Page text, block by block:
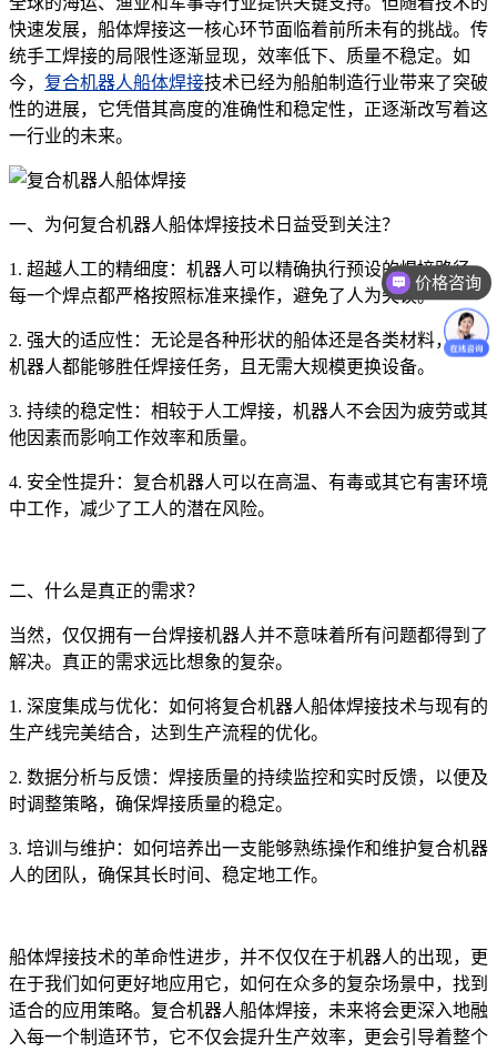
快速发展，船体焊接这一核心环节面临着前所未有的挑战。传
统手工焊接的局限性逐渐显现，效率低下、质量不稳定。如
今， 复合机器人船体焊接技术已经为船舶制造行业带来了突破
性的进展，它凭借其高度的准确性和稳定性，正逐渐改写着这
一行业的未来。
一、为何复合机器人船体焊接技术日益受到关注？
1. 超越人工的精细度：机器人可以精确执行预设的焊接路径，
每一个焊点都严格按照标准来操作，避免了人为失误。
2. 强大的适应性：无论是各种形状的船体还是各类材料，复合
机器人都能够胜任焊接任务，且无需大规模更换设备。
3. 持续的稳定性：相较于人工焊接，机器人不会因为疲劳或其
他因素而影响工作效率和质量。
4. 安全性提升：复合机器人可以在高温、有毒或其它有害环境
中工作，减少了工人的潜在风险。
二、什么是真正的需求？
当然，仅仅拥有一台焊接机器人并不意味着所有问题都得到了
解决。真正的需求远比想象的复杂。
1. 深度集成与优化：如何将复合机器人船体焊接技术与现有的
生产线完美结合，达到生产流程的优化。
2. 数据分析与反馈：焊接质量的持续监控和实时反馈，以便及
时调整策略，确保焊接质量的稳定。
3. 培训与维护：如何培养出一支能够熟练操作和维护复合机器
人的团队，确保其长时间、稳定地工作。
船体焊接技术的革命性进步，并不仅仅在于机器人的出现，更
在于我们如何更好地应用它，如何在众多的复杂场景中，找到
适合的应用策略。复合机器人船体焊接，未来将会更深入地融
入每一个制造环节，它不仅会提升生产效率，更会引导着整个
价格咨询